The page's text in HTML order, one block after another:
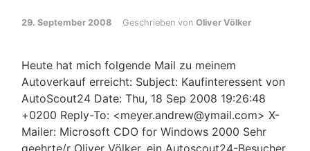
29. September 2008 Geschrieben von Oliver Völker
Heute hat mich folgende Mail zu meinem
Autoverkauf erreicht: Subject: Kaufinteressent von
AutoScout24 Date: Thu, 18 Sep 2008 19:26:48
+0200 Reply-To: <meyer.andrew@ymail.com> X-
Mailer: Microsoft CDO for Windows 2000 Sehr
geehrte/r Oliver Völker, ein Autoscout24-Besucher